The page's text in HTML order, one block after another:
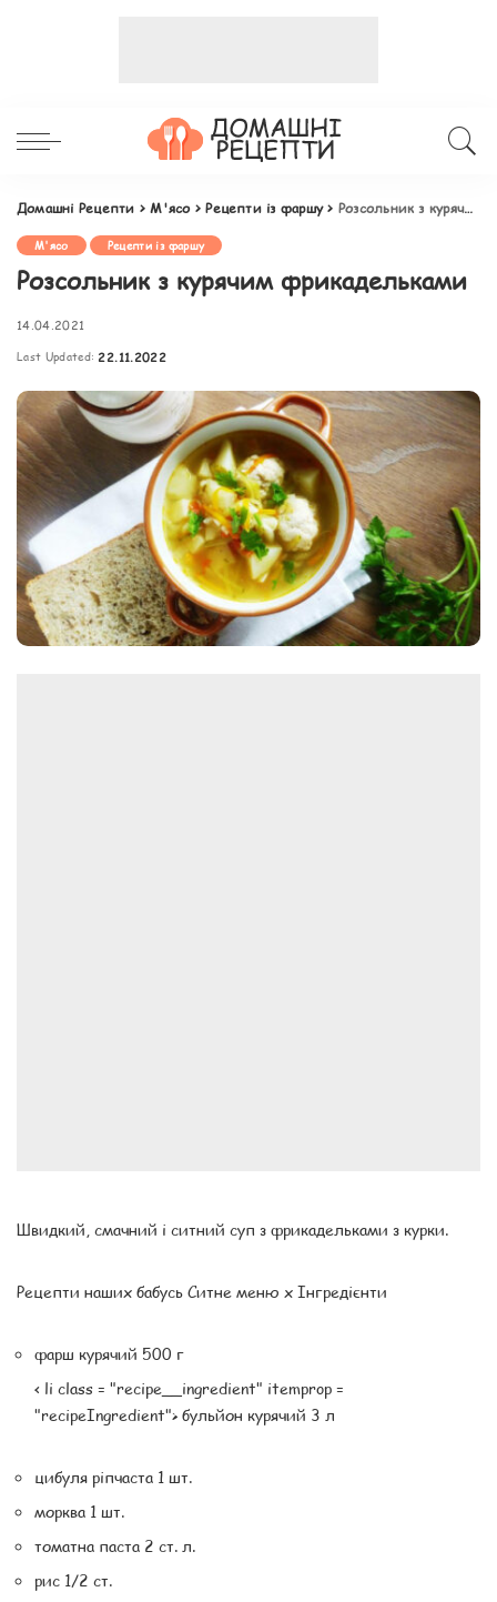
Домашні Рецепти >М'ясо>Рецепти із фаршу> Розсольник з курячим фрикадельками
М'ясо Рецепти із фаршу
Розсольник з курячим фрикадельками
14.04.2021
Last Updated: 22.11.2022
Швидкий, смачний і ситний суп з фрикадельками з курки.
Рецепти наших бабусь Ситне меню x Інгредієнти
фарш курячий 500 г
< li class = "recipe__ingredient" itemprop =
"recipeIngredient"> бульйон курячий 3 л
цибуля ріпчаста 1 шт.
морква 1 шт.
томатна паста 2 ст. л.
рис 1/2 ст.